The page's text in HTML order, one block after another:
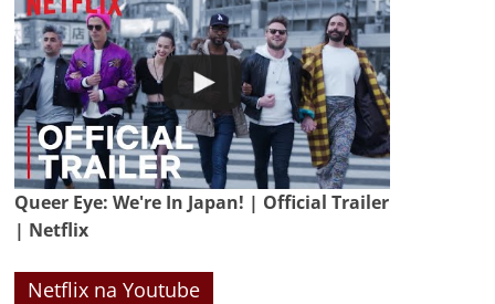
Queer Eye: We're In Japan! | Official Trailer
| Netflix
Netflix na Youtube